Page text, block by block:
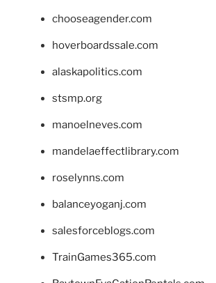
chooseagender.com
hoverboardssale.com
alaskapolitics.com
stsmp.org
manoelneves.com
mandelaeffectlibrary.com
roselynns.com
balanceyoganj.com
salesforceblogs.com
TrainGames365.com